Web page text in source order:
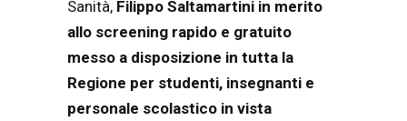
Sanità, Filippo Saltamartini in merito
allo screening rapido e gratuito
messo a disposizione in tutta la
Regione per studenti, insegnanti e
personale scolastico in vista